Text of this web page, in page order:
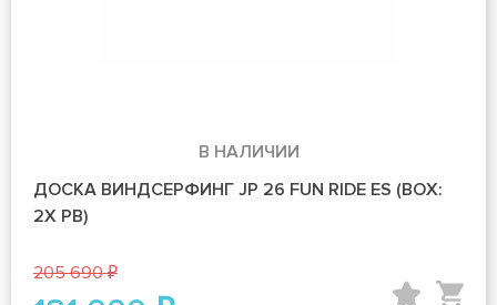
В НАЛИЧИИ
ДОСКА ВИНДСЕРФИНГ JP 26 FUN RIDE ES (BOX:
2X PB)
205 690 ₽